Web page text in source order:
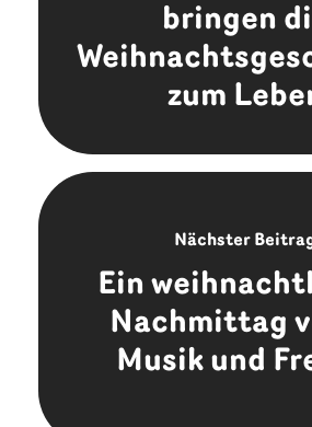
bringen
zum
Nächster
Ein
Nachmittag
Musik und